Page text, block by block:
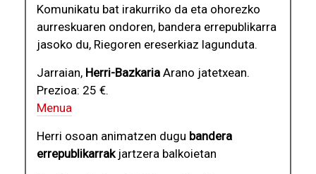
Komunikatu bat irakurriko da eta ohorezko
aurreskuaren ondoren, bandera errepublikarra
jasoko du, Riegoren ereserkiaz lagunduta.
Jarraian, Herri-Bazkaria Arano jatetxean.
Prezioa: 25 €.
Menua
Herri osoan animatzen dugu bandera
errepublikarrakjartzera balkoietan